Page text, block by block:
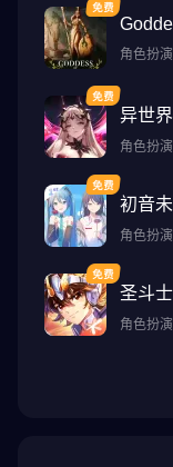
※ 本软体依游戏软体
※ 本游戏为免费下载
服务。
※ 请注意游戏时间，
如有疑问，请透过本
角色扮演
异世
角色扮演
初音
角色扮演
圣斗
角色扮演